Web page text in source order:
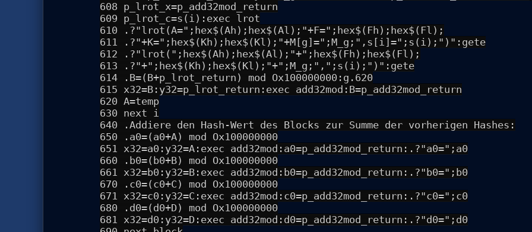
608 p_lrot_x=p_add32mod_return
609 p_lrot_c=s(i):exec lrot
610 .?"lrot(A=";hex$(Ah);hex$(Al);"+F=";hex$(Fh);hex$(Fl);
611 .?"+K=";hex$(Kh);hex$(Kl);"+M[g]=";M_g;",s[i]=";s(i);")":gete
612 .?"lrot(";hex$(Ah);hex$(Al);"+";hex$(Fh);hex$(Fl);
613 .?"+";hex$(Kh);hex$(Kl);"+";M_g;",";s(i);")":gete
614 .B=(B+p_lrot_return) mod Ox100000000:g.620
615 x32=B:y32=p_lrot_return:exec add32mod:B=p_add32mod_return
620 A=temp
630 next i
640 .Addiere den Hash-Wert des Blocks zur Summe der vorherigen Hashes:
650 .a0=(a0+A) mod Ox100000000
651 x32=a0:y32=A:exec add32mod:a0=p_add32mod_return:.?"a0=";a0
660 .b0=(b0+B) mod Ox100000000
661 x32=b0:y32=B:exec add32mod:b0=p_add32mod_return:.?"b0=";b0
670 .c0=(c0+C) mod Ox100000000
671 x32=c0:y32=C:exec add32mod:c0=p_add32mod_return:.?"c0=";c0
680 .d0=(d0+D) mod Ox100000000
681 x32=d0:y32=D:exec add32mod:d0=p_add32mod_return:.?"d0=";d0